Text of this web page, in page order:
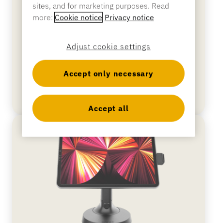
NE360C Centro de PDV
conversível
Sistema de ponto de venda premiado, projetado
pagamento e qualquer sistema operacional.
sites, and for marketing purposes. Read
more: Cookie notice Privacy notice
Adjust cookie settings
Accept only necessary
Accept all